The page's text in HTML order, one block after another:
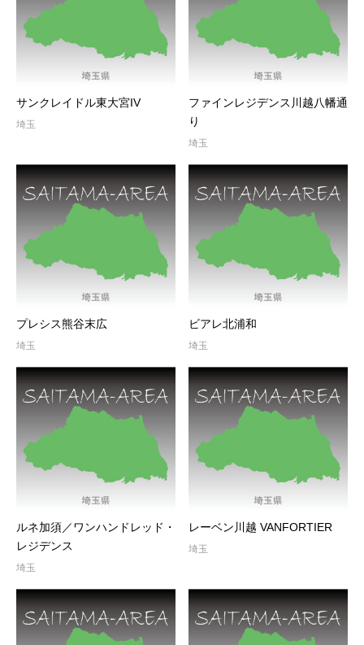
サンクレイドル東大宮IV
埼玉
ファインレジデンス川越八幡通
り
埼玉
プレシス熊谷末広
埼玉
ビアレ北浦和
埼玉
ルネ加須／ワンハンドレッド・
レジデンス
埼玉
レーベン川越 VANFORTIER
埼玉